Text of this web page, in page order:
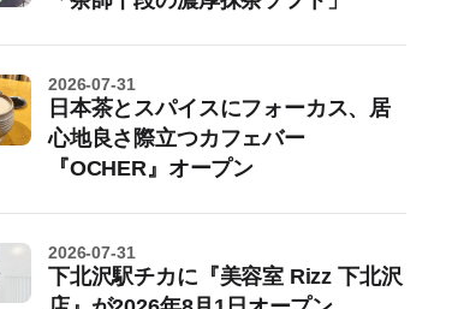
日本茶とスパイスにフォーカス、居
心地良さ際立つカフェバー
『OCHER』オープン
2026-07-31
下北沢駅チカに『美容室 Rizz 下北沢
2026-07-31